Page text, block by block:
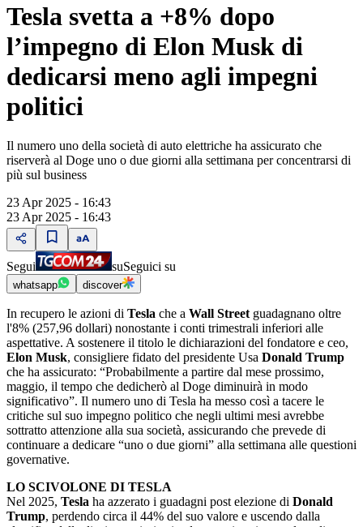
Tesla svetta a +8% dopo
l’impegno di Elon Musk di
dedicarsi meno agli impegni
politici
Il numero uno della società di auto elettriche ha assicurato che
riserverà al Doge uno o due giorni alla settimana per concentrarsi di
più sul business
23 Apr 2025 - 16:43
23 Apr 2025 - 16:43
Segui suSeguici su
whatsapp discover
In recupero le azioni di Tesla che a Wall Street guadagnano oltre
l'8% (257,96 dollari) nonostante i conti trimestrali inferiori alle
aspettative. A sostenere il titolo le dichiarazioni del fondatore e ceo,
Elon Musk, consigliere fidato del presidente Usa Donald Trump
che ha assicurato: “Probabilmente a partire dal mese prossimo,
maggio, il tempo che dedicherò al Doge diminuirà in modo
significativo”. Il numero uno di Tesla ha messo così a tacere le
critiche sul suo impegno politico che negli ultimi mesi avrebbe
sottratto attenzione alla sua società, assicurando che prevede di
continuare a dedicare “uno o due giorni” alla settimana alle questioni
governative.
LO SCIVOLONE DI TESLA
Nel 2025, Tesla ha azzerato i guadagni post elezione di Donald
Trump, perdendo circa il 44% del suo valore e uscendo dalla